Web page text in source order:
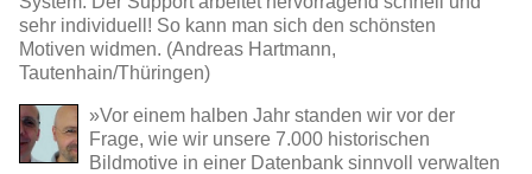
sehr individuell! So kann man sich den schönsten
Motiven widmen. (Andreas Hartmann,
Tautenhain/Thüringen)
»Vor einem halben Jahr standen wir vor der
Frage, wie wir unsere 7.000 historischen
Bildmotive in einer Datenbank sinnvoll verwalten